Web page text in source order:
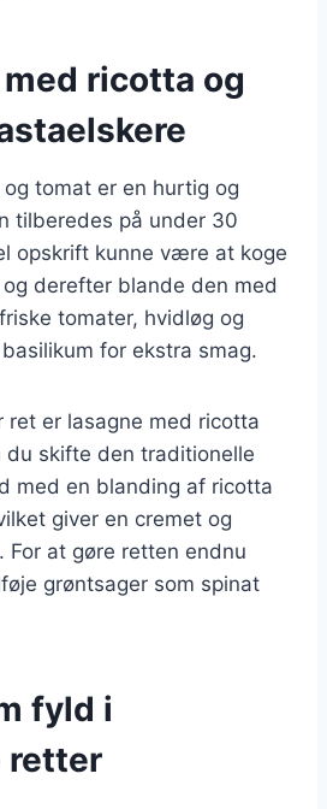
ricotta og
tomat er en hurtig og
tilberedes på under 30
opskrift kunne være at koge
derefter blande den med
tomater, hvidløg og
for ekstra smag.
ret er lasagne med ricotta
du skifte den traditionelle
med en blanding af ricotta
giver en cremet og
For at gøre retten endnu
grøntsager som spinat
fyld i
retter